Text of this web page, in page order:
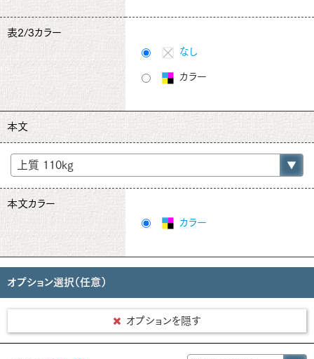
表2/3カラー
なし
カラー
本文
本文カラー
カラー
オプション選択（任意）
オプションを隠す